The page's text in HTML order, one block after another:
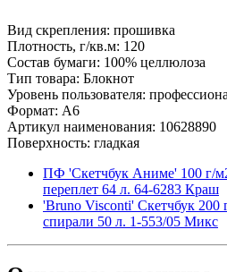
Вид скрепления: прошивка
Плотность, г/кв.м: 120
Состав бумаги: 100% целлюлоза
Тип товара: Блокнот
Уровень пользователя:
Формат: A6
Артикул наименования: 10628890
Поверхность: гладкая
ПФ 'Скетчбук Аниме' 100 г/
переплет 64 л. 64-6283 Краш
'Bruno Visconti' Скетчбук 200
спирали 50 л. 1-553/05 Микс